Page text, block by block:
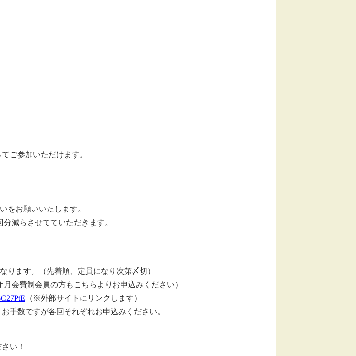
参加いただけます。
をお願いいたします。
減らさせてていただきます。
ります。（先着順、定員になり次第〆切）
会費制会員の方もこちらよりお申込みください）
（※外部サイトにリンクします）
数ですが各回それぞれお申込みください。
い！